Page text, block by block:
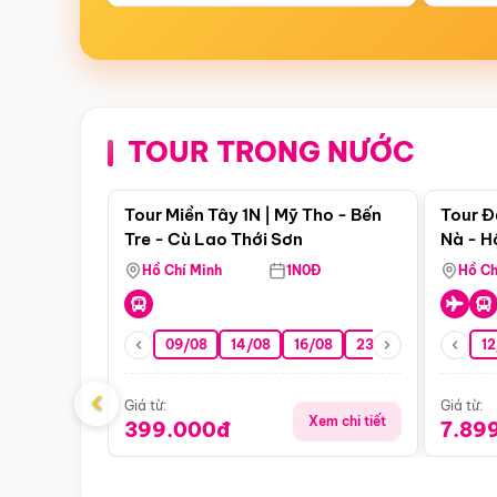
TOUR TRONG NƯỚC
Điểm nổi bật
Tour Miền Tây 1N | Mỹ Tho - Bến
Tre - Cù Lao Thới Sơn
Hồ Chí Minh 1N0Đ
09/08 14/08 16/08 23/08 30/08
Giá từ:
399.000đ Xem chi tiết
Tour
Nà -
Nha
Hồ
Giá từ:
‹